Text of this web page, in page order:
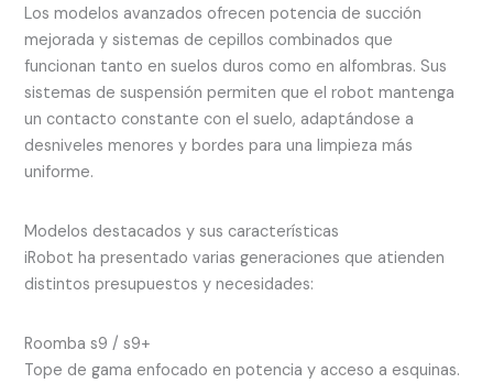
Los modelos avanzados ofrecen potencia de succión
mejorada y sistemas de cepillos combinados que
funcionan tanto en suelos duros como en alfombras. Sus
sistemas de suspensión permiten que el robot mantenga
un contacto constante con el suelo, adaptándose a
desniveles menores y bordes para una limpieza más
uniforme.
Modelos destacados y sus características
iRobot ha presentado varias generaciones que atienden
distintos presupuestos y necesidades:
Roomba s9 / s9+
Tope de gama enfocado en potencia y acceso a esquinas.